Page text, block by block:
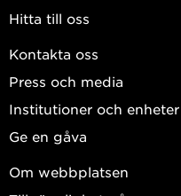
Hitta till oss
Kontakta oss
Press och media
Institutioner och enheter
Ge en gåva
Om webbplatsen